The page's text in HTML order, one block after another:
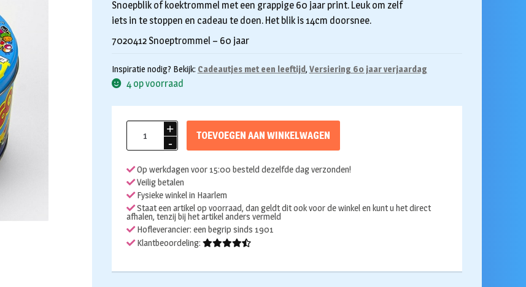
Snoepblik of koektrommel met een grappige 60 jaar print. Leuk om zelf
iets in te stoppen en cadeau te doen. Het blik is 14cm doorsnee.
7020412 Snoeptrommel – 60 jaar
Inspiratie nodig? Bekijk: Cadeautjes met een leeftijd, Versiering 60 jaar verjaardag
4 op voorraad
Snoeptrommel
aantal
TOEVOEGEN AAN WINKELWAGEN
Op werkdagen voor 15:00 besteld dezelfde dag verzonden!
Veilig betalen
Fysieke winkel in Haarlem
Staat een artikel op voorraad, dan geldt dit ook voor de winkel en kunt u het direct
afhalen, tenzij bij het artikel anders vermeld
Hofleverancier: een begrip sinds 1901
Klantbeoordeling: